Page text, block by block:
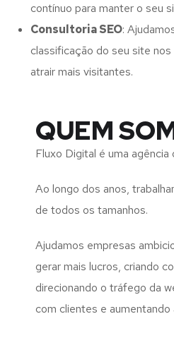
contínuo para manter o seu
Consultoria SEO:
classificação do seu site
atrair mais visitantes.
QUEM
Fluxo Digital é uma agência
Ao longo dos anos,
de todos os tamanhos.
Ajudamos empresas
gerar mais lucros, criando
direcionando o tráfego da
com clientes e aumentando